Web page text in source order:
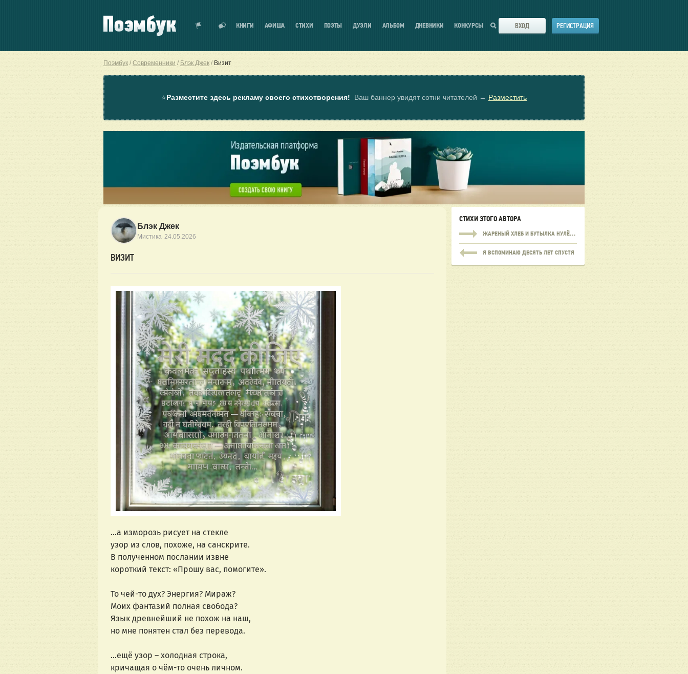
КНИГИ АФИША СТИХИ ПОЭТЫ ДУЭЛИ АЛЬБОМ ДНЕВНИКИ КОНКУРСЫ ВХОД РЕГИСТРАЦИЯ
Поэмбук Современники Блэк Джек Визит
⭐Разместите здесь рекламу своего стихотворения! Ваш баннер увидят сотни читателей → Разместить
Блэк Джек
Мистика·24.05.2026
ВИЗИТ
…а изморозь рисует на стекле
узор из слов, похоже, на санскрите.
В полученном послании извне
короткий текст: «Прошу вас, помогите».
То чей-то дух? Энергия? Мираж?
Моих фантазий полная свобода?
Язык древнейший не похож на наш,
но мне понятен стал без перевода.
…ещё узор – холодная строка,
кричащая о чём-то очень личном.
СТИХИ ЭТОГО АВТОРА
ЖАРЕНЫЙ ХЛЕБ И БУТЫЛКА НУЛЁВКИ
Я ВСПОМИНАЮ ДЕСЯТЬ ЛЕТ СПУСТЯ